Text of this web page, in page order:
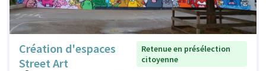
Création d'espaces
Street Art
Retenue en présélection
citoyenne